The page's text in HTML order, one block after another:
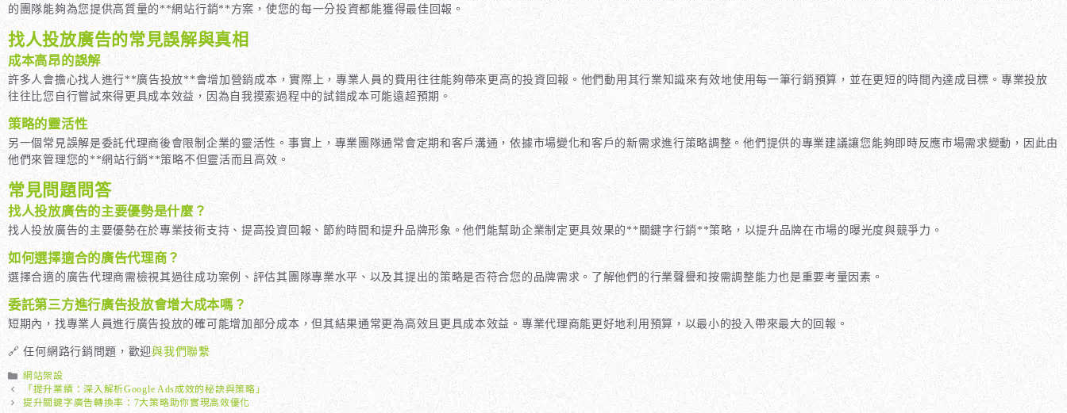
的團隊能夠為您提供高質量的**網站行銷**方案，使您的每一分投資都能獲得最佳回報。
找人投放廣告的常見誤解與真相
成本高昂的誤解
許多人會擔心找人進行**廣告投放**會增加營銷成本，實際上，專業人員的費用往往能夠帶來更高的投資回報。他們動用其行業知識來有效地使用每一筆行銷預算，並在更短的時間內達成目標。專業投放
往往比您自行嘗試來得更具成本效益，因為自我摸索過程中的試錯成本可能遠超預期。
策略的靈活性
另一個常見誤解是委託代理商後會限制企業的靈活性。事實上，專業團隊通常會定期和客戶溝通，依據市場變化和客戶的新需求進行策略調整。他們提供的專業建議讓您能夠即時反應市場需求變動，因此由
他們來管理您的**網站行銷**策略不但靈活而且高效。
常見問題問答
找人投放廣告的主要優勢是什麼？
找人投放廣告的主要優勢在於專業技術支持、提高投資回報、節約時間和提升品牌形象。他們能幫助企業制定更具效果的**關鍵字行銷**策略，以提升品牌在市場的曝光度與競爭力。
如何選擇適合的廣告代理商？
選擇合適的廣告代理商需檢視其過往成功案例、評估其團隊專業水平、以及其提出的策略是否符合您的品牌需求。了解他們的行業聲譽和按需調整能力也是重要考量因素。
委託第三方進行廣告投放會增大成本嗎？
短期內，找專業人員進行廣告投放的確可能增加部分成本，但其結果通常更為高效且更具成本效益。專業代理商能更好地利用預算，以最小的投入帶來最大的回報。
🔗 任何網路行銷問題，歡迎與我們聯繫
分
類
網站架設
「提升業績：深入解析Google Ads成效的秘訣與策略」
提升關鍵字廣告轉換率：7大策略助你實現高效優化